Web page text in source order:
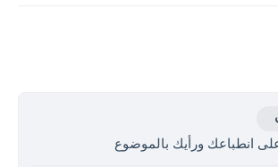
على انطباعك ورأيك بالموضوع